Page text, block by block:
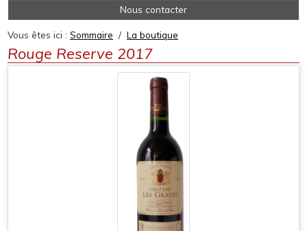
Nous contacter
Vous êtes ici : Sommaire / La boutique
Rouge Reserve 2017